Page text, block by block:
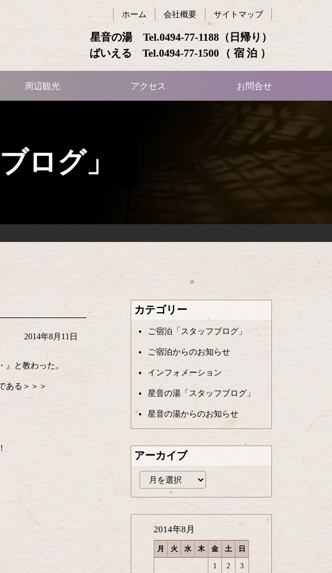
星音の湯 Tel.0494-77-1188 （日帰り）
ばいえる Tel.0494-77-1500 （宿泊）
ホーム 会社概要 サイトマップ
周辺観光 アクセス お問合せ
ログ」
カテゴリー
ご宿泊「スタッフブログ」
ご宿泊からのお知らせ
インフォメーション
星音の湯「スタッフブログ」
星音の湯からのお知らせ
アーカイブ
ー
カ
イ
2014年8月
月 火 水 木 金 土 日
1 2 3
2014年8月11日
と教わった。
ある＞＞＞